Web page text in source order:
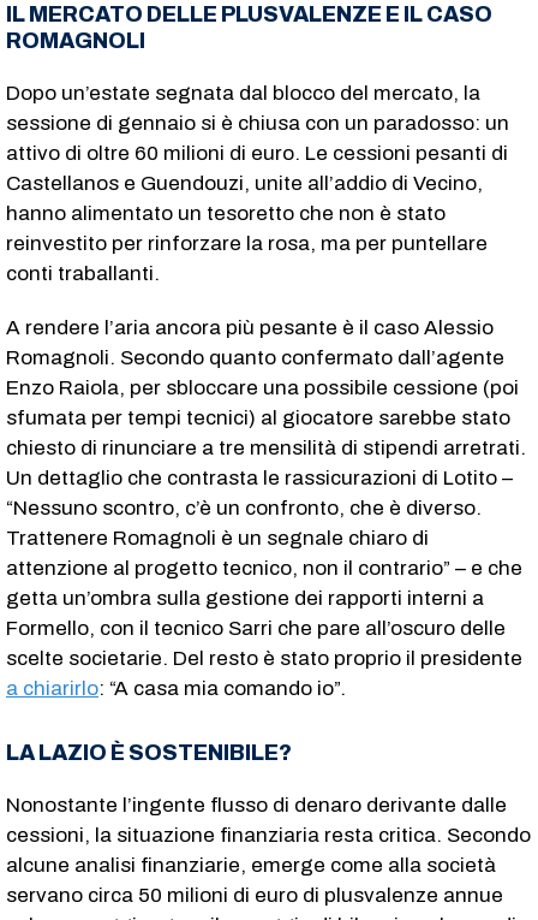
IL MERCATO DELLE PLUSVALENZE E IL CASO
ROMAGNOLI
Dopo un’estate segnata dal blocco del mercato, la
sessione di gennaio si è chiusa con un paradosso: un
attivo di oltre 60 milioni di euro. Le cessioni pesanti di
Castellanos e Guendouzi, unite all’addio di Vecino,
hanno alimentato un tesoretto che non è stato
reinvestito per rinforzare la rosa, ma per puntellare
conti traballanti.
A rendere l’aria ancora più pesante è il caso Alessio
Romagnoli. Secondo quanto confermato dall’agente
Enzo Raiola, per sbloccare una possibile cessione (poi
sfumata per tempi tecnici) al giocatore sarebbe stato
chiesto di rinunciare a tre mensilità di stipendi arretrati.
Un dettaglio che contrasta le rassicurazioni di Lotito –
“Nessuno scontro, c’è un confronto, che è diverso.
Trattenere Romagnoli è un segnale chiaro di
attenzione al progetto tecnico, non il contrario” – e che
getta un’ombra sulla gestione dei rapporti interni a
Formello, con il tecnico Sarri che pare all’oscuro delle
scelte societarie. Del resto è stato proprio il presidente
a chiarirlo: “A casa mia comando io”.
LA LAZIO È SOSTENIBILE?
Nonostante l’ingente flusso di denaro derivante dalle
cessioni, la situazione finanziaria resta critica. Secondo
alcune analisi finanziarie, emerge come alla società
servano circa 50 milioni di euro di plusvalenze annue